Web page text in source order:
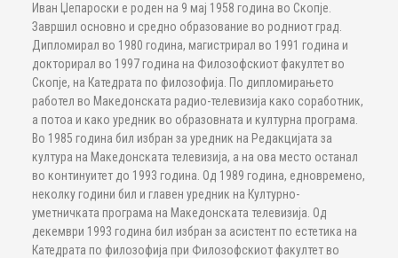
Иван Џепароски е роден на 9 мај 1958 година во Скопје.
Завршил основно и средно образование во родниот град.
Дипломирал во 1980 година, магистрирал во 1991 година и
докторирал во 1997 година на Филозофскиот факултет во
Скопје, на Катедрата по филозофија. По дипломирањето
работел во Македонската радио-телевизија како соработник,
а потоа и како уредник во образовната и културна програма.
Во 1985 година бил избран за уредник на Редакцијата за
култура на Македонската телевизија, а на ова место останал
во континуитет до 1993 година. Од 1989 година, едновремено,
неколку години бил и главен уредник на Културно-
уметничката програма на Македонската телевизија. Од
декември 1993 година бил избран за асистент по естетика на
Катедрата по филозофија при Филозофскиот факултет во